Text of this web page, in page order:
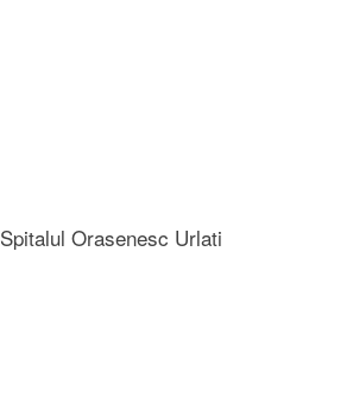
Spitalul Orasenesc Urlati